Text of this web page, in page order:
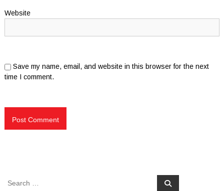
Website
Save my name, email, and website in this browser for the next
time I comment.
Search
Search